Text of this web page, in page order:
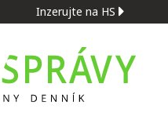
Inzerujte na HS